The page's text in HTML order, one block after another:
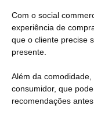
Com o social
experiência de
que o cliente precise
presente.
Além da
consumidor, que
recomendações